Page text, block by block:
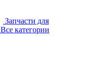
Запчасти для
Все категории